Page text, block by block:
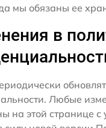
мы обязаны ее
в
Любые
на этой странице